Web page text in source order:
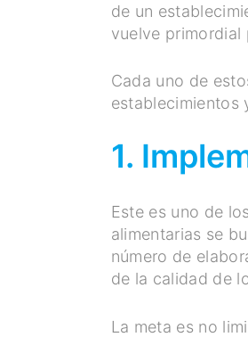
de un
vuelve primordial
Cada uno de
establecimientos
1.
Este es uno de
alimentarias se
número de
de la calidad de
La meta es no